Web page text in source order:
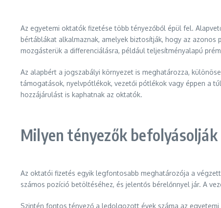
Az egyetemi oktatók fizetése több tényezőből épül fel.
bértáblákat alkalmaznak, amelyek biztosítják, hogy az
mozgásterük a differenciálásra, például teljesítményalapú
Az alapbért a jogszabályi környezet is meghatározza,
támogatások, nyelvpótlékok, vezetői pótlékok vagy éppen a
hozzájárulást is kaphatnak az oktatók.
Milyen tényezők befolyásolják
Az oktatói fizetés egyik legfontosabb meghatározója a
számos pozíció betöltéséhez, és jelentős bérelőnnyel jár. A
Szintén fontos tényező a ledolgozott évek száma az